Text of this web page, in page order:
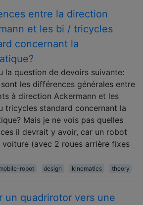
entre la direction
et les bi / tricycles
concernant la
la question de devoirs suivante:
sont les différences générales entre
à direction Ackermann et les
tricycles standard concernant la
Mais je ne vois pas quelles
il devrait y avoir, car un robot
voiture (avec 2 roues arrière fixes
robot design kinematics theory
un quadrirotor vers une